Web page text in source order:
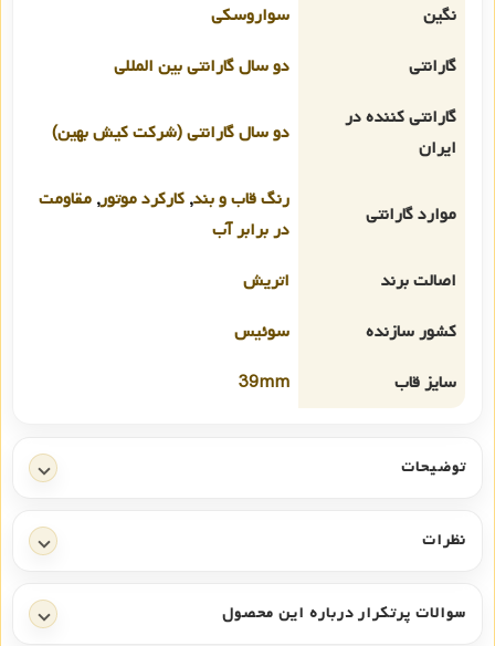
نگین
سواروسکی
گارانتی
دو سال گارانتی بین المللی
گارانتی کننده در
ایران
دو سال گارانتی (شرکت کیش بهین)
موارد گارانتی
رنگ قاب و بند, کارکرد موتور, مقاومت
در برابر آب
اصالت برند
اتریش
کشور سازنده
سوئیس
سایز قاب
39mm
توضیحات
نظرات
سوالات پرتکرار درباره این محصول